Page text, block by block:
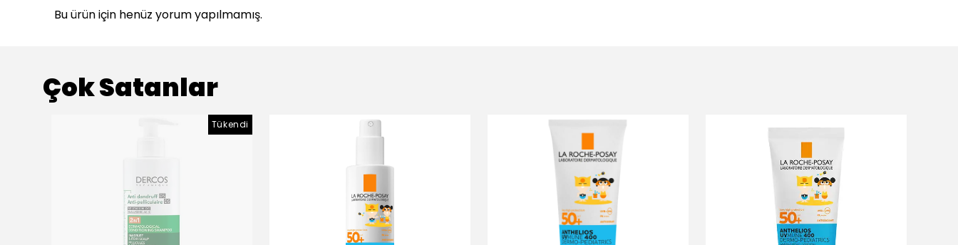
Bu ürün için henüz yorum yapılmamış.
Çok Satanlar
Tükendi